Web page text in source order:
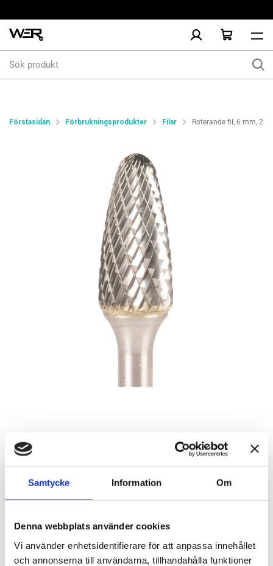
Samtycke Information Om
Denna webbplats använder cookies
Vi använder enhetsidentifierare för att anpassa innehållet
och annonserna till användarna, tillhandahålla funktioner
produkt
Förstasidan Förbrukningsprodukter Filar Roterande fil, 6 mm, 2S
Roterande fil, 6 mm, 2S
Rekommenderat pris: 765.00 kr
765 kr
st Lägg i varukorgen